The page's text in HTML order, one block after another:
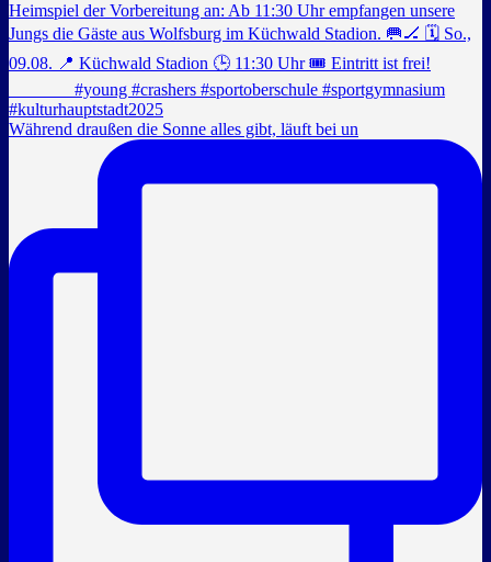
Während draußen die Sonne alles gibt, läuft bei un